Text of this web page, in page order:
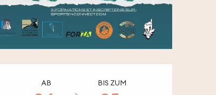
Öffnungszeiten
AB BIS ZUM